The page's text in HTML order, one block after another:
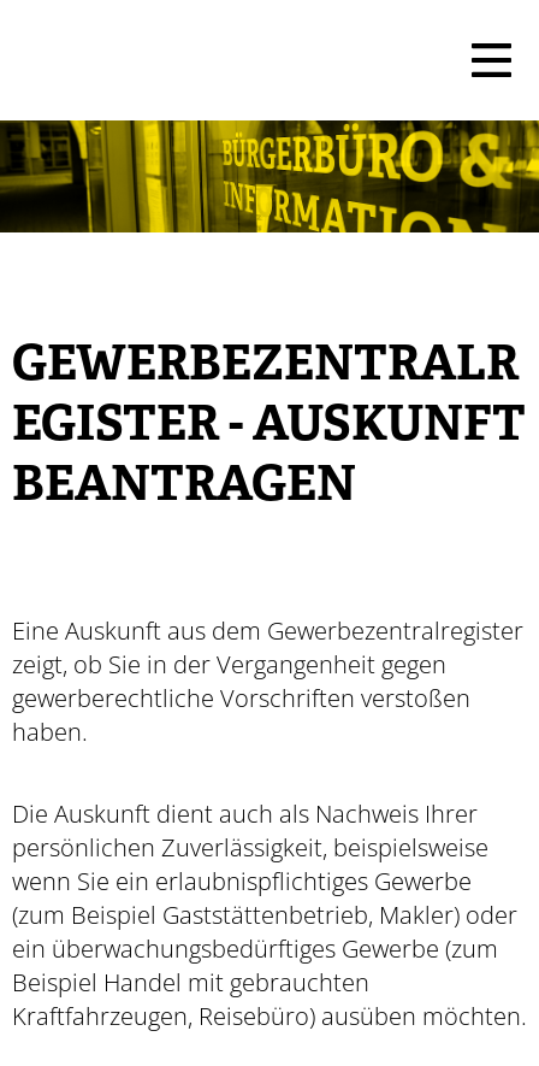
GEWERBEZENTRALR
EGISTER - AUSKUNFT
BEANTRAGEN
Eine Auskunft aus dem Gewerbezentralregister
zeigt, ob Sie in der Vergangenheit gegen
gewerberechtliche Vorschriften verstoßen
haben.
Die Auskunft dient auch als Nachweis Ihrer
persönlichen Zuverlässigkeit, beispielsweise
wenn Sie ein erlaubnispflichtiges Gewerbe
(zum Beispiel Gaststättenbetrieb, Makler) oder
ein überwachungsbedürftiges Gewerbe (zum
Beispiel Handel mit gebrauchten
Kraftfahrzeugen, Reisebüro) ausüben möchten.